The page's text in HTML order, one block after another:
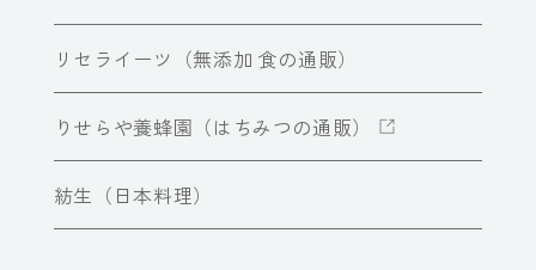
リセライーツ（無添加 食の通販）
りせらや養蜂園（はちみつの通販）
紡生（日本料理）